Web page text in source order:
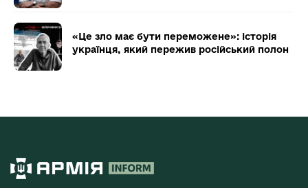
«Це зло має бути переможене»: історія
українця, який пережив російський полон